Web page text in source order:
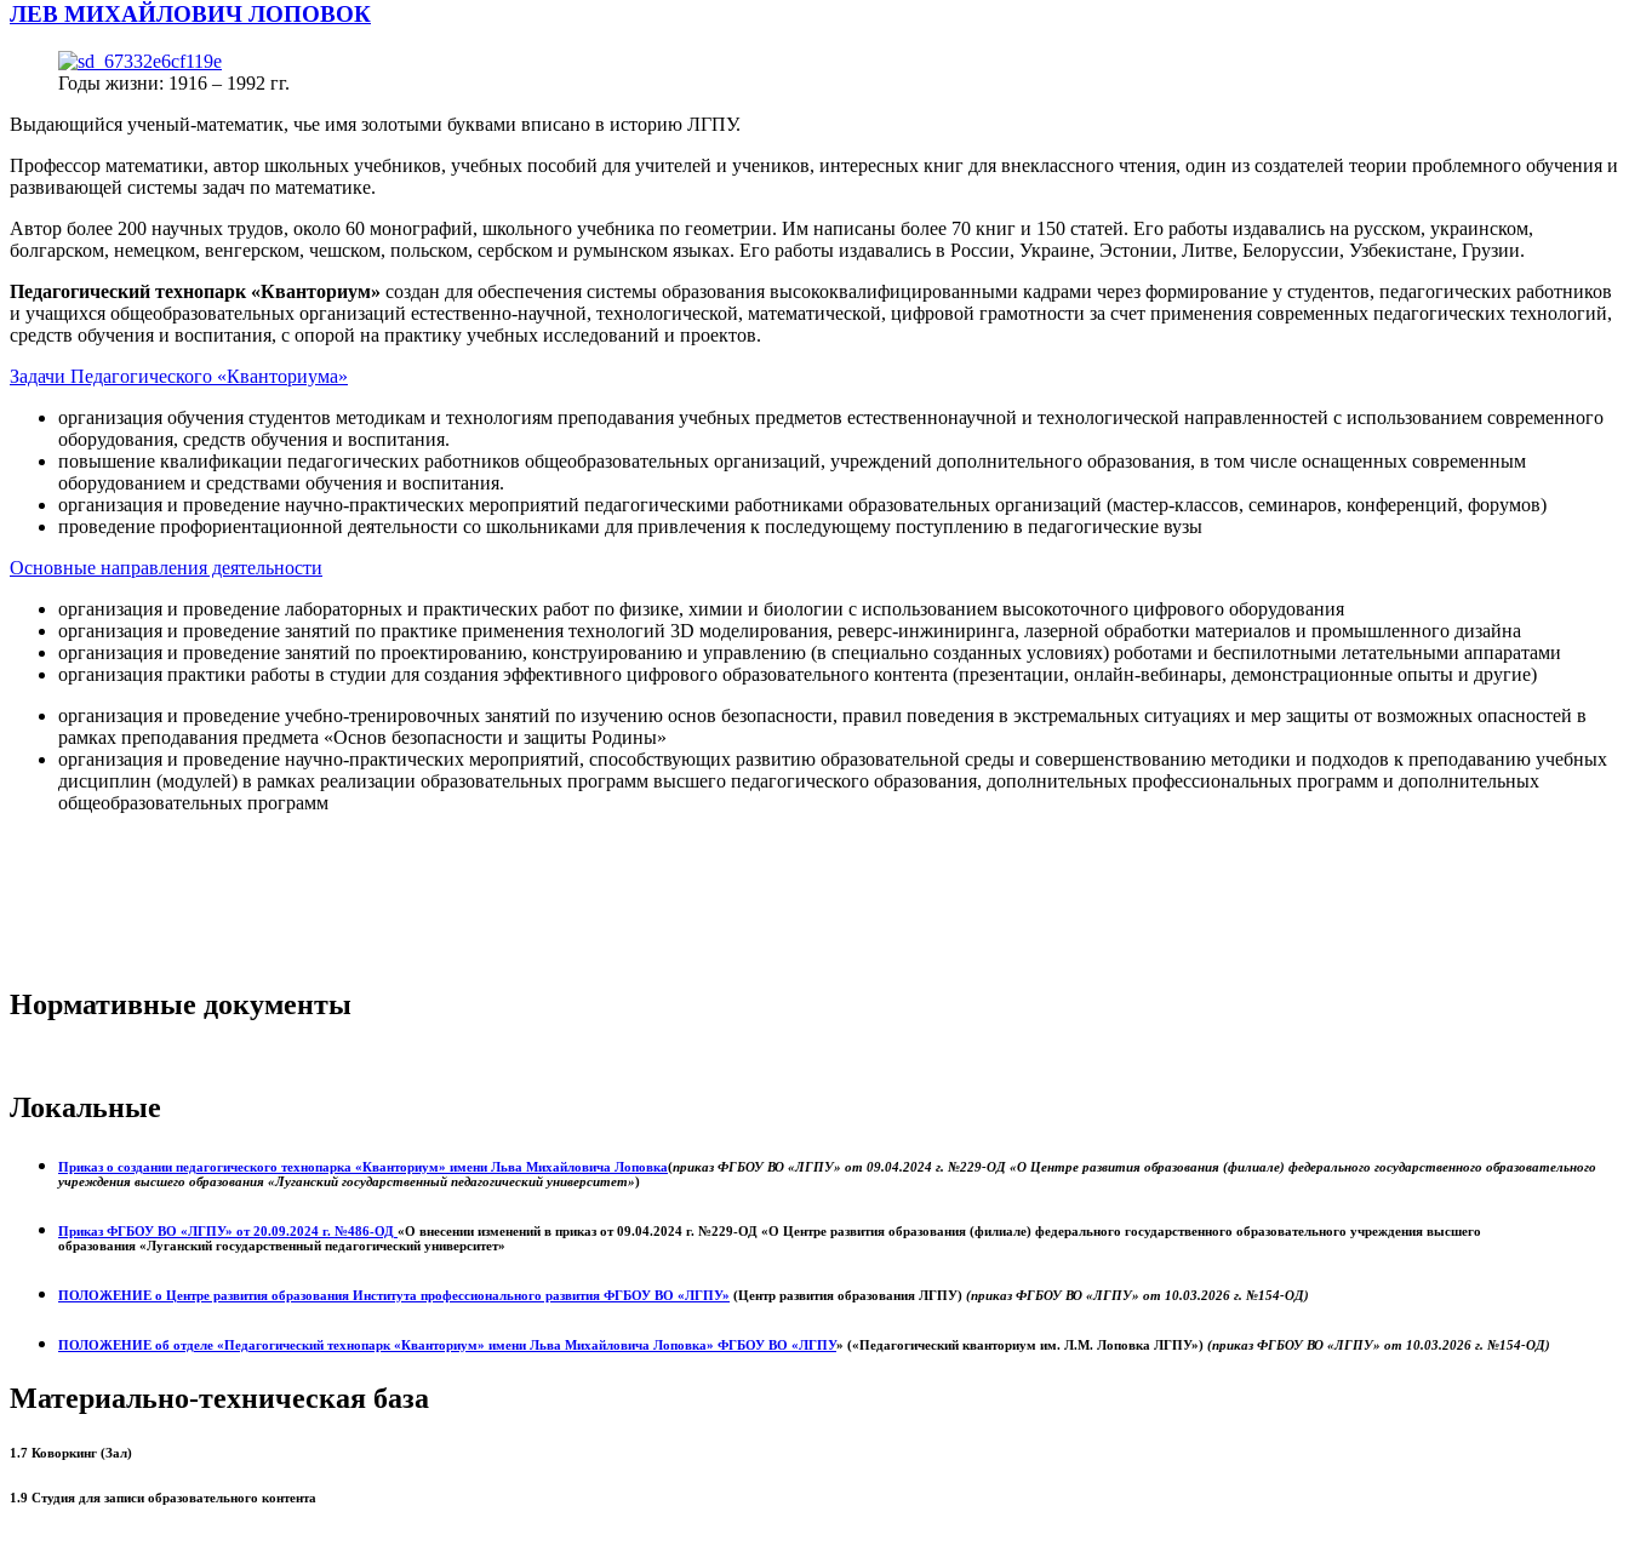
ЛЕВ МИХАЙЛОВИЧ ЛОПОВОК
Годы жизни: 1916 – 1992 гг.
Выдающийся ученый-математик, чье имя золотыми буквами вписано в историю ЛГПУ.
Профессор математики, автор школьных учебников, учебных пособий для учителей и учеников, интересных книг для внеклассного чтения, один из создателей теории проблемного обучения и
развивающей системы задач по математике.
Автор более 200 научных трудов, около 60 монографий, школьного учебника по геометрии. Им написаны более 70 книг и 150 статей. Его работы издавались на русском, украинском,
болгарском, немецком, венгерском, чешском, польском, сербском и румынском языках. Его работы издавались в России, Украине, Эстонии, Литве, Белоруссии, Узбекистане, Грузии.
Педагогический технопарк «Кванториум» создан для обеспечения системы образования высококвалифицированными кадрами через формирование у студентов, педагогических работников
и учащихся общеобразовательных организаций естественно-научной, технологической, математической, цифровой грамотности за счет применения современных педагогических технологий,
средств обучения и воспитания, с опорой на практику учебных исследований и проектов.
Задачи Педагогического «Кванториума»
организация обучения студентов методикам и технологиям преподавания учебных предметов естественнонаучной и технологической направленностей с использованием современного
оборудования, средств обучения и воспитания.
повышение квалификации педагогических работников общеобразовательных организаций, учреждений дополнительного образования, в том числе оснащенных современным
оборудованием и средствами обучения и воспитания.
организация и проведение научно-практических мероприятий педагогическими работниками образовательных организаций (мастер-классов, семинаров, конференций, форумов)
проведение профориентационной деятельности со школьниками для привлечения к последующему поступлению в педагогические вузы
Основные направления деятельности
организация и проведение лабораторных и практических работ по физике, химии и биологии с использованием высокоточного цифрового оборудования
организация и проведение занятий по практике применения технологий 3D моделирования, реверс-инжиниринга, лазерной обработки материалов и промышленного дизайна
организация и проведение занятий по проектированию, конструированию и управлению (в специально созданных условиях) роботами и беспилотными летательными аппаратами
организация практики работы в студии для создания эффективного цифрового образовательного контента (презентации, онлайн-вебинары, демонстрационные опыты и другие)
организация и проведение учебно-тренировочных занятий по изучению основ безопасности, правил поведения в экстремальных ситуациях и мер защиты от возможных опасностей в
рамках преподавания предмета «Основ безопасности и защиты Родины»
организация и проведение научно-практических мероприятий, способствующих развитию образовательной среды и совершенствованию методики и подходов к преподаванию учебных
дисциплин (модулей) в рамках реализации образовательных программ высшего педагогического образования, дополнительных профессиональных программ и дополнительных
общеобразовательных программ
Нормативные документы
Локальные
Приказ о создании педагогического технопарка «Кванториум» имени Льва Михайловича Лоповка(приказ ФГБОУ ВО «ЛГПУ» от 09.04.2024 г. №229-ОД «О Центре развития образования (филиале) федерального государственного образовательного
учреждения высшего образования «Луганский государственный педагогический университет»)
Приказ ФГБОУ ВО «ЛГПУ» от 20.09.2024 г. №486-ОД «О внесении изменений в приказ от 09.04.2024 г. №229-ОД «О Центре развития образования (филиале) федерального государственного образовательного учреждения высшего
образования «Луганский государственный педагогический университет»
ПОЛОЖЕНИЕ о Центре развития образования Института профессионального развития ФГБОУ ВО «ЛГПУ» (Центр развития образования ЛГПУ) (приказ ФГБОУ ВО «ЛГПУ» от 10.03.2026 г. №154-ОД)
ПОЛОЖЕНИЕ об отделе «Педагогический технопарк «Кванториум» имени Льва Михайловича Лоповка» ФГБОУ ВО «ЛГПУ» («Педагогический кванториум им. Л.М. Лоповка ЛГПУ») (приказ ФГБОУ ВО «ЛГПУ» от 10.03.2026 г. №154-ОД)
Материально-техническая база
1.7 Коворкинг (Зал)
1.9 Студия для записи образовательного контента